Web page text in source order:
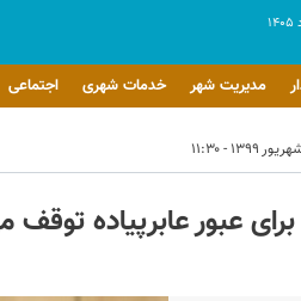
مدیریت شهر خدمات شهری اجتماعی
عبور عابرپیاده توقف